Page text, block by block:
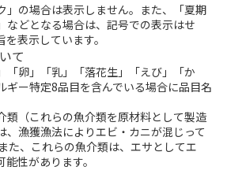
」の場合は表示しません。また、「夏期
などとなる場合は、記号での表示はせ
表示しています。
て
「卵」「乳」「落花生」「えび」「か
ギー特定8品目を含んでいる場合に品目名
（これらの魚介類を原材料として製造
、漁獲漁法によりエビ・カニが混じって
た、これらの魚介類は、エサとしてエ
性があります。